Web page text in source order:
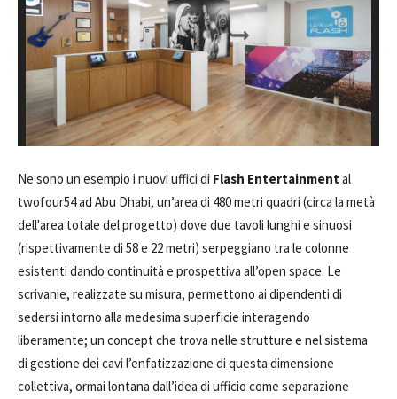
Ne sono un esempio i nuovi uffici di Flash Entertainmental
twofour54 ad Abu Dhabi, un’area di 480 metri quadri (circa la metà
dell'area totale del progetto) dove due tavoli lunghi e sinuosi
(rispettivamente di 58 e 22 metri) serpeggiano tra le colonne
esistenti dando continuità e prospettiva all’open space. Le
scrivanie, realizzate su misura, permettono ai dipendenti di
sedersi intorno alla medesima superficie interagendo
liberamente; un concept che trova nelle strutture e nel sistema
di gestione dei cavi l’enfatizzazione di questa dimensione
collettiva, ormai lontana dall’idea di ufficio come separazione